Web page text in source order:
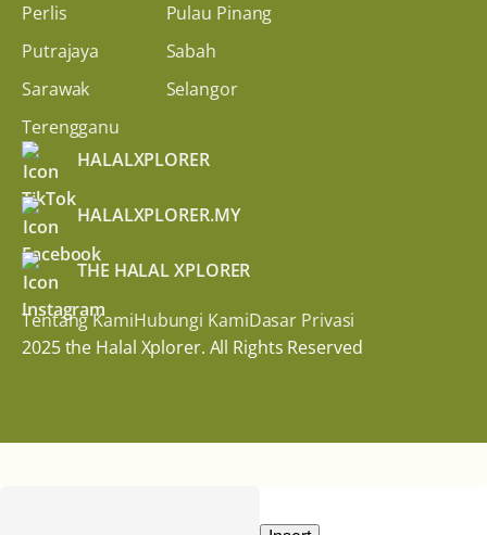
Perlis
Pulau Pinang
Putrajaya
Sabah
Sarawak
Selangor
Terengganu
HALALXPLORER
HALALXPLORER.MY
THE HALAL XPLORER
Tentang KamiHubungi KamiDasar Privasi
2025 the Halal Xplorer. All Rights Reserved